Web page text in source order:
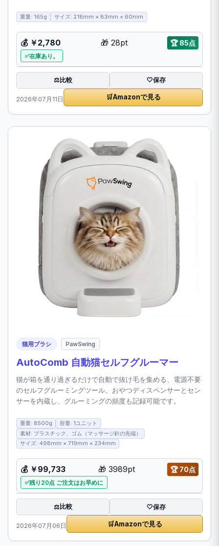
重量: 165g サイズ: 218mm × 83mm × 60mm
💰 ￥2,780 🎁 28pt 🏆85点
在庫あり。
⚖️比較 🤍保存
2026年07月11日 🛒Amazonで見る
猫用ブラシ PawSwing
AutoComb 自動猫セルフグルーマー
猫が箱を通り過ぎるだけで自動で抜け毛を集める、電源不要
のセルフグルーミングツール。おやつディスペンサーとセン
サーを内蔵し、グルーミングの頻度も記録可能です。
重量: 8500g
容量: 1ユニット
素材: プラスチック、ゴム（マッサージ針の先端）
サイズ: 498mm × 719mm × 234mm
💰 ￥99,733 🎁 3989pt 🏆70点
残り20点 ご注文はお早めに
⚖️比較 🤍保存
2026年07月06日 🛒Amazonで見る